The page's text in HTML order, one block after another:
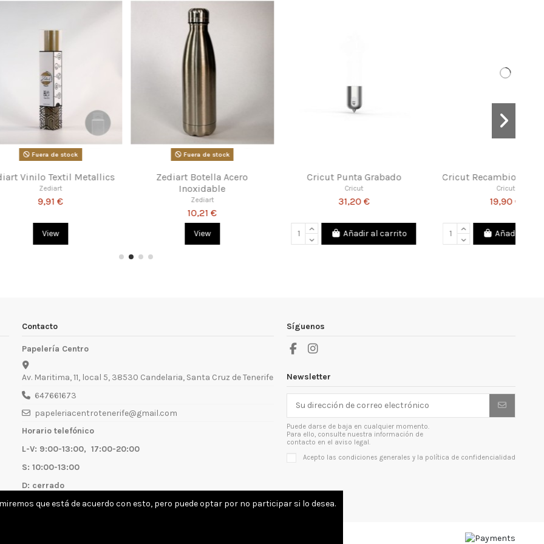
Efecto
Zediart Puzle Vintex Vinilo Textil Glitter
Añadir al carrito
Tabla de Cortar
Añadir al carrito
Contacto
Papelería Centro
Av. Maritima, 11, local 5, 38530 Candelaria, Santa Cruz de Tenerife
647661673
papeleriacentrotenerife@gmail.com
Horario telefónico
L-V: 9:00-13:00, 17:00-20:00
S: 10:00-13:00
D: cerrado
Síguenos
Newsletter
Puede darse de baja en cualquier momento.
Para ello, consulte nuestra información de
contacto en el aviso legal.
Acepto las condiciones generales y la política de confidencialidad
que está de acuerdo con esto, pero puede optar por no participar si lo desea.